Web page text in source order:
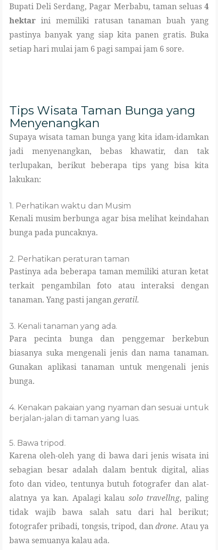
Bupati Deli Serdang, Pagar Merbabu, taman seluas4
hektar ini memiliki ratusan tanaman buah yang
pastinya banyak yang siap kita panen gratis. Buka
setiap hari mulai jam 6 pagi sampai jam 6 sore.
Tips Wisata Taman Bunga yang
Menyenangkan
Supaya wisata taman bunga yang kita idam-idamkan
jadi menyenangkan, bebas khawatir, dan tak
terlupakan, berikut beberapa tips yang bisa kita
lakukan:
1. Perhatikan waktu dan Musim
Kenali musim berbunga agar bisa melihat keindahan
bunga pada puncaknya.
2. Perhatikan peraturan taman
Pastinya ada beberapa taman memiliki aturan ketat
terkait pengambilan foto atau interaksi dengan
tanaman. Yang pasti jangan geratil.
3. Kenali tanaman yang ada.
Para pecinta bunga dan penggemar berkebun
biasanya suka mengenali jenis dan nama tanaman.
Gunakan aplikasi tanaman untuk mengenali jenis
bunga.
4. Kenakan pakaian yang nyaman dan sesuai untuk
berjalan-jalan di taman yang luas.
5. Bawa tripod.
Karena oleh-oleh yang di bawa dari jenis wisata ini
sebagian besar adalah dalam bentuk digital, alias
foto dan video, tentunya butuh fotografer dan alat-
alatnya ya kan. Apalagi kalau solo travellng, paling
tidak wajib bawa salah satu dari hal berikut;
fotografer pribadi, tongsis, tripod, dandrone. Atau ya
bawa semuanya kalau ada.